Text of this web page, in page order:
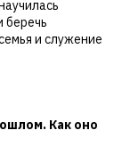
беречь
и служение
Как оно